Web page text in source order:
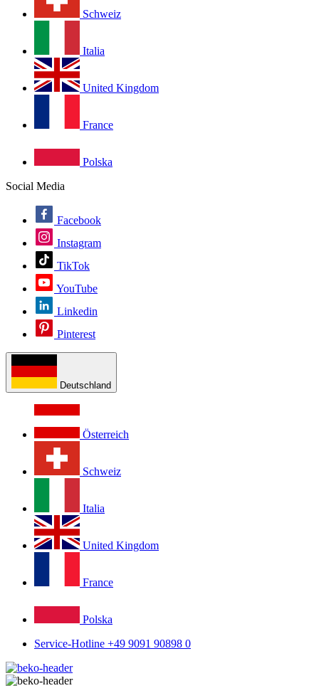
Schweiz
Italia
United Kingdom
France
Polska
Social Media
Facebook
Instagram
TikTok
YouTube
Linkedin
Pinterest
Deutschland
Österreich
Schweiz
Italia
United Kingdom
France
Polska
Service-Hotline +49 9091 90898 0